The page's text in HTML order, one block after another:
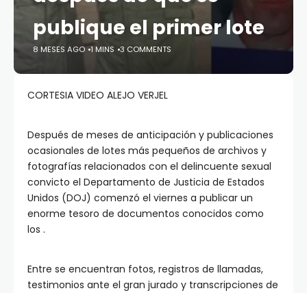
publique el primer lote
8 MESES AGO 1 MINS 3 COMMENTS
CORTESIA VIDEO ALEJO VERJEL
Después de meses de anticipación y publicaciones
ocasionales de lotes más pequeños de archivos y
fotografías relacionados con el delincuente sexual
convicto el Departamento de Justicia de Estados
Unidos (DOJ) comenzó el viernes a publicar un
enorme tesoro de documentos conocidos como
los .
Entre se encuentran fotos, registros de llamadas,
testimonios ante el gran jurado y transcripciones de